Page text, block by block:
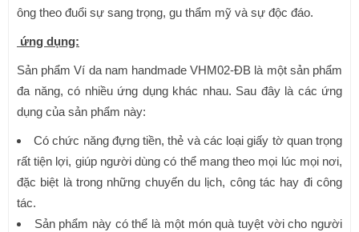
ông theo đuổi sự sang trọng, gu thẩm mỹ và sự độc đáo.
ứng dụng:
Sản phẩm Ví da nam handmade VHM02-ĐB là một sản phẩm
đa năng, có nhiều ứng dụng khác nhau. Sau đây là các ứng
dụng của sản phẩm này:
Có chức năng đựng tiền, thẻ và các loại giấy tờ quan trọng
rất tiện lợi, giúp người dùng có thể mang theo mọi lúc mọi nơi,
đặc biệt là trong những chuyến du lịch, công tác hay đi công
tác.
Sản phẩm này có thể là một món quà tuyệt vời cho người